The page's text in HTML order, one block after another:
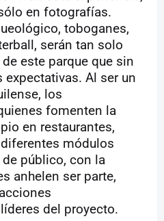
en fotografías.
toboganes,
serán tan solo
este parque que sin
expectativas. Al ser un
los
fomenten la
en restaurantes,
módulos
público, con la
anhelen ser parte,
del proyecto.